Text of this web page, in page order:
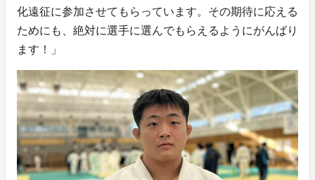
化遠征に参加させてもらっています。その期待に応える
ためにも、絶対に選手に選んでもらえるようにがんばり
ます！」